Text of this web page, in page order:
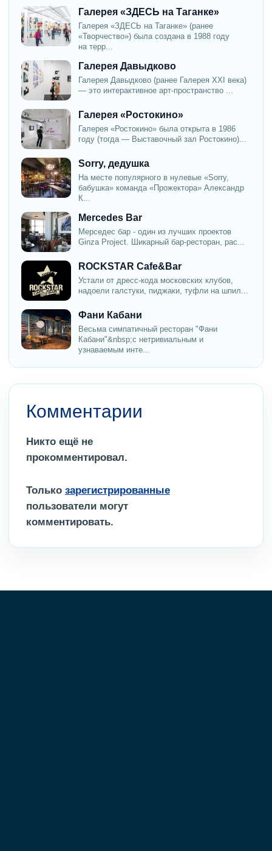
Галерея «ЗДЕСЬ на Таганке»
Галерея «ЗДЕСЬ на Таганке» (ранее
«Творчество») была создана в 1988 году
на терр...
Галерея Давыдково
Галерея Давыдково (ранее Галерея XXI века)
— это интерактивное арт-пространство ...
Галерея «Ростокино»
Галерея «Ростокино» была открыта в 1986
году (тогда — Выставочный зал Ростокино)...
Sorry, дедушка
На месте популярного в нулевые «Sorry,
бабушка» команда «Прожектора» Александр
К...
Mercedes Bar
Мерседес бар - один из лучших проектов
Ginza Project. Шикарный бар-ресторан, рас...
ROCKSTAR Cafe&Bar
Устали от дресс-кода московских клубов,
надоели галстуки, пиджаки, туфли на шпил...
Фани Кабани
Весьма симпатичный ресторан "Фани
Кабани"&nbsp;с нетривиальным и
узнаваемым инте...
Комментарии
Никто ещё не
прокомментировал.
Только зарегистрированные
пользователи могут
комментировать.